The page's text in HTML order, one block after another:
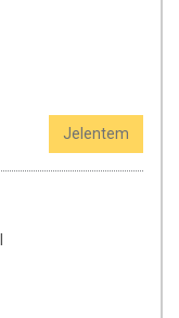
Jelentem